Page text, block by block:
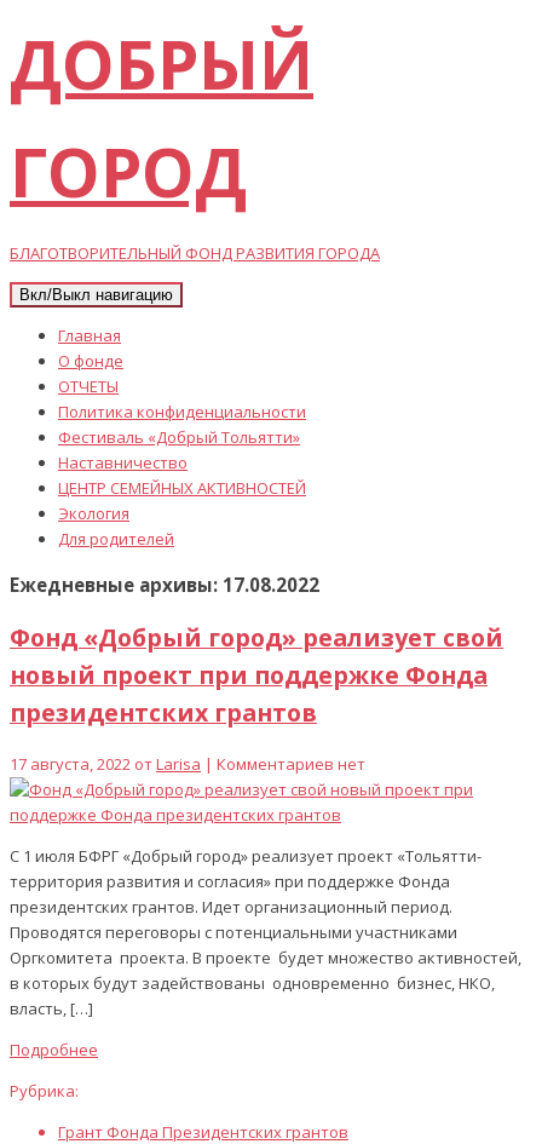
ДОБРЫЙ
ГОРОД
БЛАГОТВОРИТЕЛЬНЫЙ ФОНД РАЗВИТИЯ ГОРОДА
Вкл/Выкл навигацию
Главная
О фонде
ОТЧЕТЫ
Политика конфиденциальности
Фестиваль «Добрый Тольятти»
Наставничество
ЦЕНТР СЕМЕЙНЫХ АКТИВНОСТЕЙ
Экология
Для родителей
Ежедневные архивы: 17.08.2022
Фонд «Добрый город» реализует свой
новый проект при поддержке Фонда
президентских грантов
17 августа, 2022 отLarisa | Комментариев нет
С 1 июля БФРГ «Добрый город» реализует проект «Тольятти-
территория развития и согласия» при поддержке Фонда
президентских грантов. Идет организационный период.
Проводятся переговоры с потенциальными участниками
Оргкомитета проекта. В проекте будет множество активностей,
в которых будут задействованы одновременно бизнес, НКО,
власть, […]
Подробнее
Рубрика:
Грант Фонда Президентских грантов